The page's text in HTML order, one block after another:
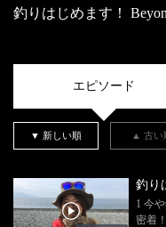
釣りはじめます！
エピソード
▼ 新しい順 ▲ 古い
釣り
1 今
密着！